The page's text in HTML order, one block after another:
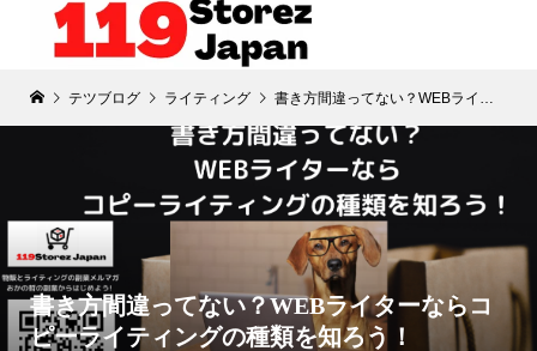
テツブログ ライティング 書き方間違ってない？WEBライターならコピーライティングの種類を知ろう！
書き方間違ってない？WEBライターならコ
ピーライティングの種類を知ろう！